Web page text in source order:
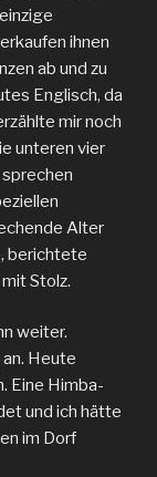
ihnen
ab und zu
Englisch, da
mir noch
unteren vier
Alter
berichtete
Stolz.
weiter.
Heute
Eine Himba-
und ich hätte
im Dorf